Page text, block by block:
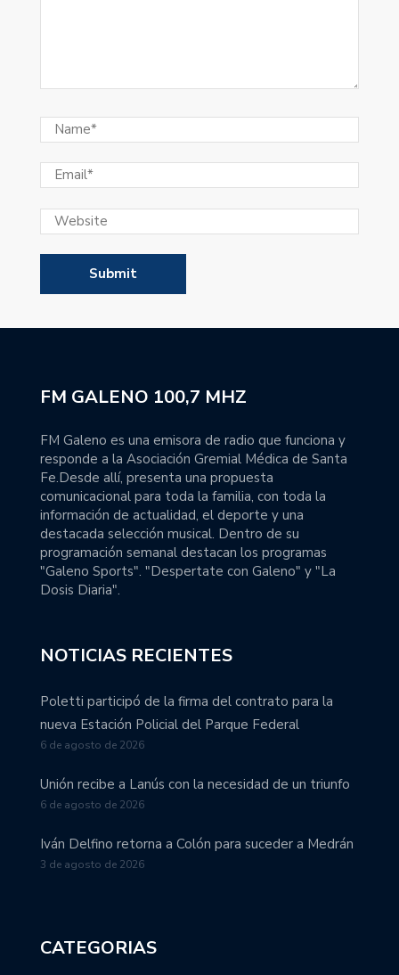
FM GALENO 100,7 MHZ
FM Galeno es una emisora de radio que funciona y
responde a la Asociación Gremial Médica de Santa
Fe.Desde allí, presenta una propuesta
comunicacional para toda la familia, con toda la
información de actualidad, el deporte y una
destacada selección musical. Dentro de su
programación semanal destacan los programas
"Galeno Sports". "Despertate con Galeno" y "La
Dosis Diaria".
NOTICIAS RECIENTES
Poletti participó de la firma del contrato para la
nueva Estación Policial del Parque Federal
6 de agosto de 2026
Unión recibe a Lanús con la necesidad de un triunfo
6 de agosto de 2026
Iván Delfino retorna a Colón para suceder a Medrán
3 de agosto de 2026
CATEGORIAS